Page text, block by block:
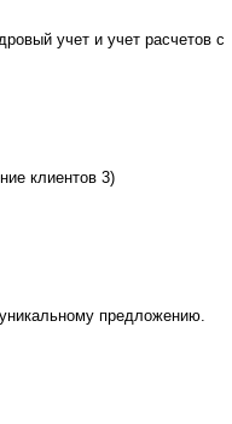
учет и учет расчетов с
клиентов 3)
предложению.